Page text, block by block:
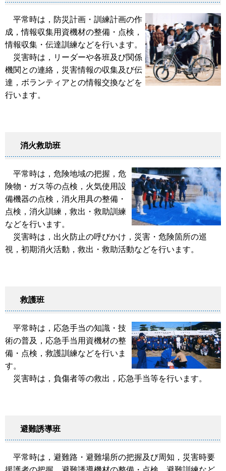
平常時は，防災計画・訓練計画の作
成，情報収集用資機材の整備・点検，
情報収集・伝達訓練などを行います。
災害時は，リーダーや各班及び関係
機関との連絡，災害情報の収集及び伝
達，ボランティアとの情報交換などを
行います。
消火救助班
平常時は，危険地域の把握，危
険物・ガス等の点検，火気使用設
備機器の点検，消火用具の整備・
点検，消火訓練，救出・救助訓練
などを行います。
災害時は，出火防止の呼びかけ，災害・危険箇所の巡
視，初期消火活動，救出・救助活動などを行います。
救護班
平常時は，応急手当の知識・技
術の普及，応急手当用資機材の整
備・点検，救護訓練などを行いま
す。
災害時は，負傷者等の救出，応急手当等を行います。
避難誘導班
平常時は，避難路・避難場所の把握及び周知，災害時要